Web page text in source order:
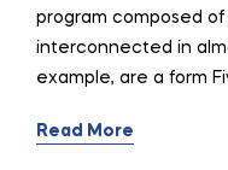
program composed of
interconnected in
example, are a form
Read More